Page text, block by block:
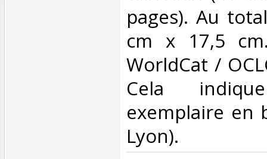
pages). Au
cm x 17,5
WorldCat /
Cela
exemplaire en
Lyon).‎